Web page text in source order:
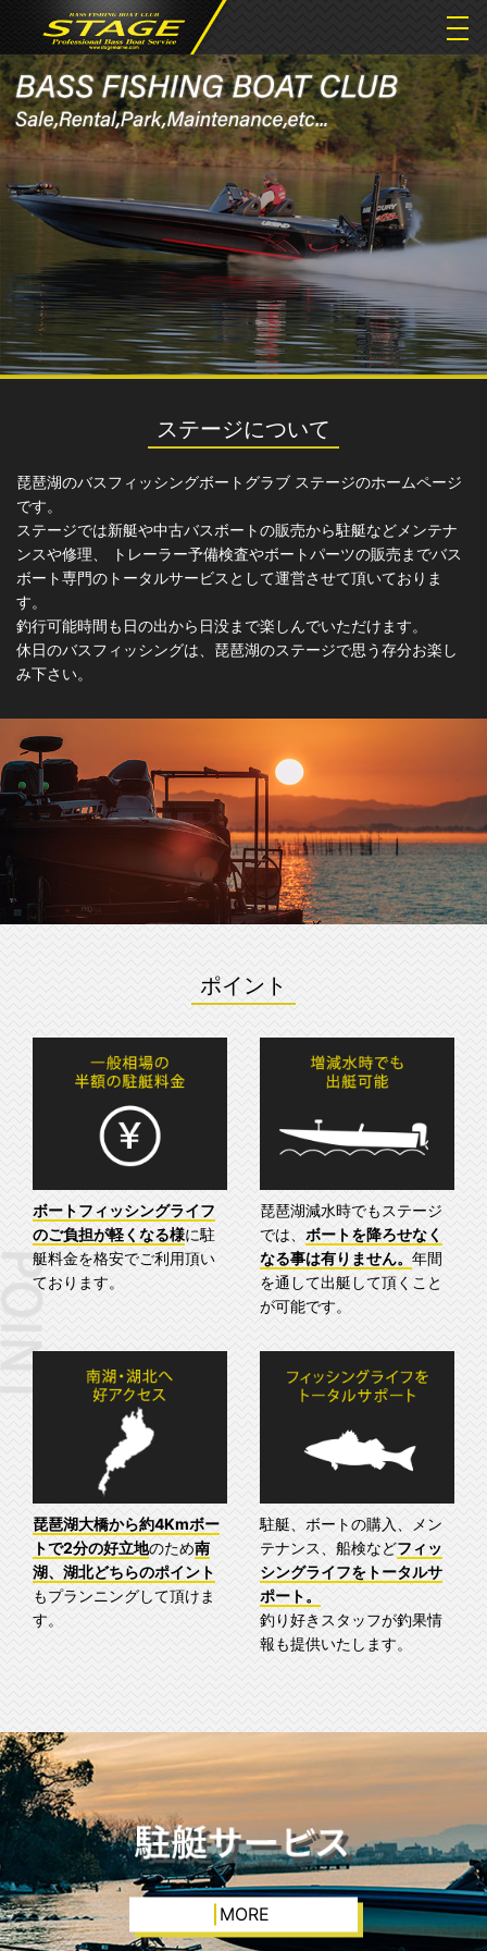
ステージについて
琵琶湖のバスフィッシングボートグラブ ステージのホームページ
です。
ステージでは新艇や中古バスボートの販売から駐艇などメンテナ
ンスや修理、 トレーラー予備検査やボートパーツの販売までバス
ボート専門のトータルサービスとして運営させて頂いておりま
す。
釣行可能時間も日の出から日没まで楽しんでいただけます。
休日のバスフィッシングは、琵琶湖のステージで思う存分お楽し
み下さい。
ポイント
ボートフィッシングライフ
のご負担が軽くなる様に駐
艇料金を格安でご利用頂い
ております。
琵琶湖減水時でもステージ
では、 ボートを降ろせなく
なる事は有りません。 年間
を通して出艇して頂くこと
が可能です。
琵琶湖大橋から約4Kmボー
トで2分の好立地のため南
湖、湖北どちらのポイント
もプランニングして頂けま
す。
駐艇、ボートの購入、メン
テナンス、船検などフィッ
シングライフをトータルサ
ポート。
釣り好きスタッフが釣果情
報も提供いたします。
MORE